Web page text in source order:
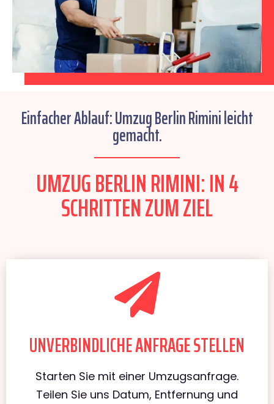
Einfacher Ablauf: Umzug Berlin Rimini leicht
gemacht.
UMZUG BERLIN RIMINI: IN 4
SCHRITTEN ZUM ZIEL
UNVERBINDLICHE ANFRAGE STELLEN
Starten Sie mit einer Umzugsanfrage.
Teilen Sie uns Datum, Entfernung und